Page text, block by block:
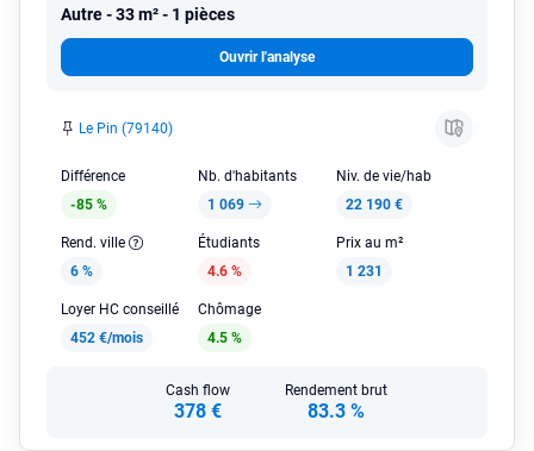
Autre 33 m² - 1 pièces
Ouvrir l'analyse
Le Pin (79140)
Différence
-85 %
Nb. d'habitants
1 069
Niv. de vie/hab
22 190 €
Rend. ville
6 %
Étudiants
4.6 %
Prix au m²
1 231
Loyer HC conseillé
452 €/mois
Chômage
4.5 %
Cash flow
378 €
Rendement brut
83.3 %